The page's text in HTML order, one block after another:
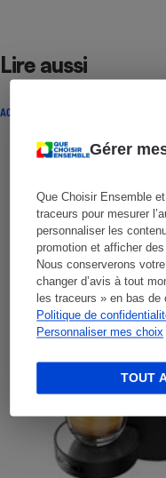
Gérer
Que Choisir Ensemble
traceurs pour mesurer
personnaliser les
promotion et afficher
Nous conserverons
changer d’avis à tout
les traceurs » en bas de
Politique de
Personnaliser mes choix
TOUT
Lire aussi
ACTUALITÉ